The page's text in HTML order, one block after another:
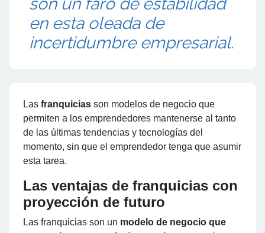
en esta oleada de
incertidumbre empresarial.
Las franquicias son modelos de negocio que
permiten a los emprendedores mantenerse al tanto
de las últimas tendencias y tecnologías del
momento, sin que el emprendedor tenga que asumir
esta tarea.
Las ventajas de franquicias con
proyección de futuro
Las franquicias son un modelo de negocio que